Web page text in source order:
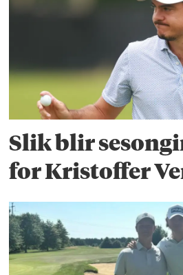
Slik blir
for Kristoffer